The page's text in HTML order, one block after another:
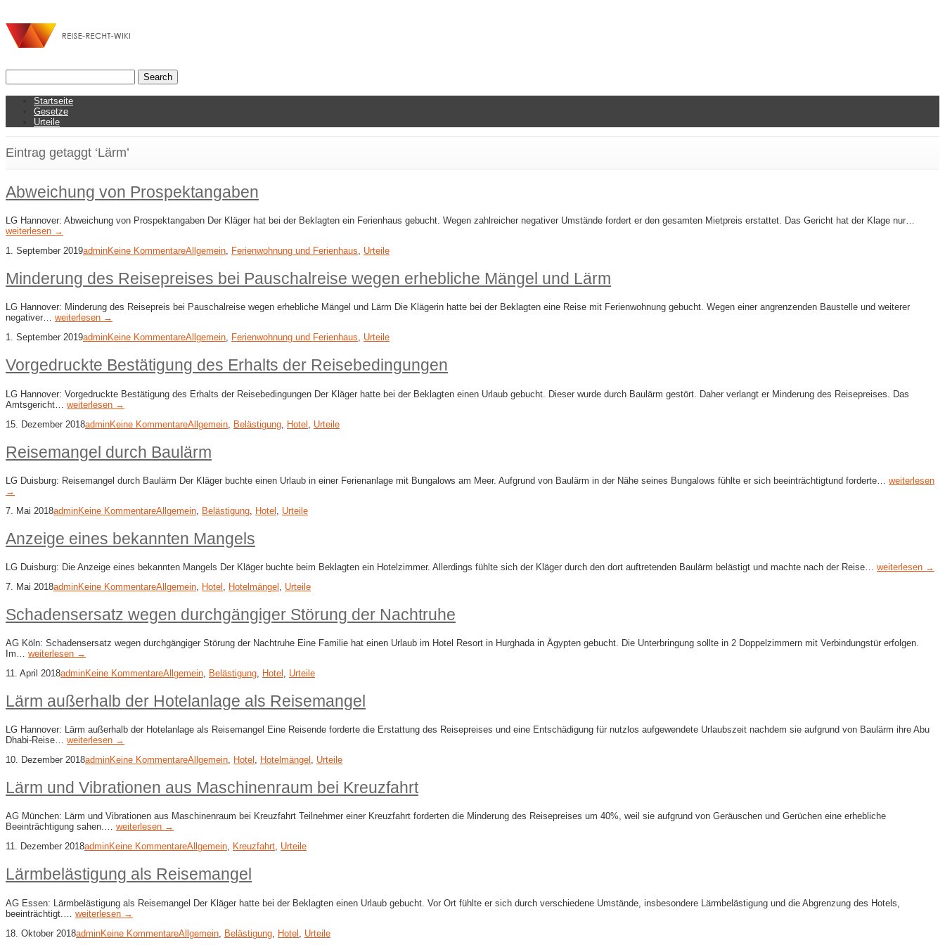
Startseite
Gesetze
Urteile
Eintrag getaggt ‘Lärm’
Abweichung von Prospektangaben
LG Hannover: Abweichung von Prospektangaben Der Kläger hat bei der Beklagten ein Ferienhaus gebucht. Wegen zahlreicher negativer Umstände fordert er den gesamten Mietpreis erstattet. Das Gericht hat der Klage nur…
weiterlesen →
1. September 2019adminKeine KommentareAllgemein, Ferienwohnung und Ferienhaus, Urteile
Minderung des Reisepreises bei Pauschalreise wegen erhebliche Mängel und Lärm
LG Hannover: Minderung des Reisepreis bei Pauschalreise wegen erhebliche Mängel und Lärm Die Klägerin hatte bei der Beklagten eine Reise mit Ferienwohnung gebucht. Wegen einer angrenzenden Baustelle und weiterer
negativer… weiterlesen →
1. September 2019adminKeine KommentareAllgemein, Ferienwohnung und Ferienhaus, Urteile
Vorgedruckte Bestätigung des Erhalts der Reisebedingungen
LG Hannover: Vorgedruckte Bestätigung des Erhalts der Reisebedingungen Der Kläger hatte bei der Beklagten einen Urlaub gebucht. Dieser wurde durch Baulärm gestört. Daher verlangt er Minderung des Reisepreises. Das
Amtsgericht… weiterlesen →
15. Dezember 2018adminKeine KommentareAllgemein Belästigung Hotel Urteile
Reisemangel durch Baulärm
LG Duisburg: Reisemangel durch Baulärm Der Kläger buchte einen Urlaub in einer Ferienanlage mit Bungalows am Meer. Aufgrund von Baulärm in der Nähe seines Bungalows fühlte er sich beeinträchtigtund forderte… weiterlesen
→
7. Mai 2018adminKeine KommentareAllgemein Belästigung Hotel Urteile
Anzeige eines bekannten Mangels
LG Duisburg: Die Anzeige eines bekannten Mangels Der Kläger buchte beim Beklagten ein Hotelzimmer. Allerdings fühlte sich der Kläger durch den dort auftretenden Baulärm belästigt und machte nach der Reise… weiterlesen →
7. Mai 2018adminKeine KommentareAllgemein Hotel Hotelmängel Urteile
Schadensersatz wegen durchgängiger Störung der Nachtruhe
AG Köln: Schadensersatz wegen durchgängiger Störung der Nachtruhe Eine Familie hat einen Urlaub im Hotel Resort in Hurghada in Ägypten gebucht. Die Unterbringung sollte in 2 Doppelzimmern mit Verbindungstür erfolgen.
Im… weiterlesen →
11. April 2018adminKeine KommentareAllgemein, Belästigung, Hotel , Urteile
Lärm außerhalb der Hotelanlage als Reisemangel
LG Hannover: Lärm außerhalb der Hotelanlage als Reisemangel Eine Reisende forderte die Erstattung des Reisepreises und eine Entschädigung für nutzlos aufgewendete Urlaubszeit nachdem sie aufgrund von Baulärm ihre Abu
Dhabi-Reise… weiterlesen →
10. Dezember 2018adminKeine KommentareAllgemein, Hotel , Hotelmängel , Urteile
Lärm und Vibrationen aus Maschinenraum bei Kreuzfahrt
AG München: Lärm und Vibrationen aus Maschinenraum bei Kreuzfahrt Teilnehmer einer Kreuzfahrt forderten die Minderung des Reisepreises um 40%, weil sie aufgrund von Geräuschen und Gerüchen eine erhebliche
Beeinträchtigung sahen.… weiterlesen →
11. Dezember 2018adminKeine KommentareAllgemein, Kreuzfahrt, Urteile
Lärmbelästigung als Reisemangel
AG Essen: Lärmbelästigung als Reisemangel Der Kläger hatte bei der Beklagten einen Urlaub gebucht. Vor Ort fühlte er sich durch verschiedene Umstände, insbesondere Lärmbelästigung und die Abgrenzung des Hotels,
beeinträchtigt.… weiterlesen →
18. Oktober 2018adminKeine KommentareAllgemein Belästigung Hotel Urteile